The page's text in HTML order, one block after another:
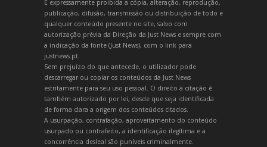
É expressamente proibida a cópia, alteração, reprodução,
publicação, difusão, transmissão ou distribuição de todo e
qualquer conteúdo presente no site, salvo com
autorização prévia da Direção da Just News e sempre com
a indicação da fonte (Just News), com o link para
justnews.pt.
Sem prejuízo do que antecede, o utilizador pode
descarregar ou copiar os conteúdos da Just News
estritamente para seu uso pessoal. O direito à citação é
também autorizado por lei, desde que seja identificada
de forma clara a origem dos conteúdos citados.
A usurpação, contrafação, aproveitamento do conteúdo
usurpado ou contrafeito, a identificação ilegítima e a
concorrência desleal são puníveis criminalmente.